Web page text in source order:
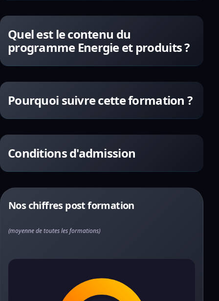
Quel est le contenu du
programme Energie et produits ?
Pourquoi suivre cette formation ?
Conditions d'admission
Nos chiffres post formation
(moyenne de toutes les formations)